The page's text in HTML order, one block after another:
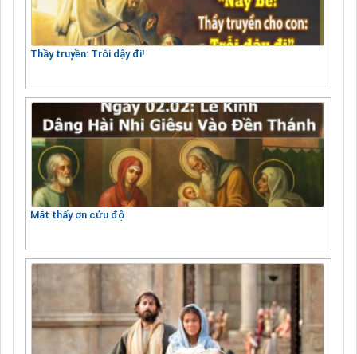
Thầy truyền: Trỗi dậy đi!
Mắt thấy ơn cứu độ